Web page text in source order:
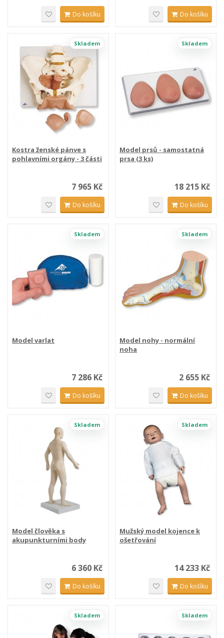
Do košíku Do košíku
Skladem
Kostra ženské pánve s
pohlavními orgány - 3 části
7 965 Kč
Do košíku
Skladem
Model prsů - samostatná
prsa (3 ks)
18 215 Kč
Do košíku
Skladem
Model varlat
7 286 Kč
Do košíku
Skladem
Model nohy - normální
noha
2 655 Kč
Do košíku
Skladem
Model člověka s
akupunkturními body
6 360 Kč
Do košíku
Skladem
Mužský model kojence k
ošetřování
14 233 Kč
Do košíku
Skladem Skladem